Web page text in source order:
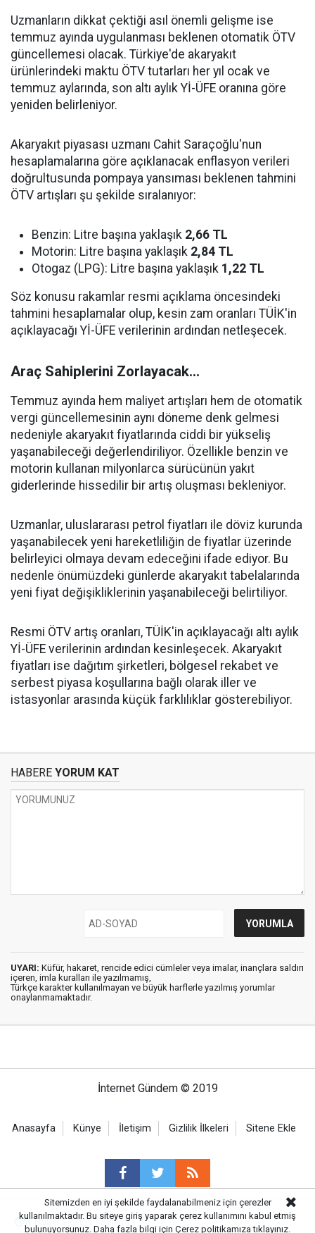
Uzmanların dikkat çektiği asıl önemli gelişme ise
temmuz ayında uygulanması beklenen otomatik ÖTV
güncellemesi olacak. Türkiye'de akaryakıt
ürünlerindeki maktu ÖTV tutarları her yıl ocak ve
temmuz aylarında, son altı aylık Yİ-ÜFE oranına göre
yeniden belirleniyor.
Akaryakıt piyasası uzmanı Cahit Saraçoğlu'nun
hesaplamalarına göre açıklanacak enflasyon verileri
doğrultusunda pompaya yansıması beklenen tahmini
ÖTV artışları şu şekilde sıralanıyor:
Benzin: Litre başına yaklaşık 2,66 TL
Motorin: Litre başına yaklaşık 2,84 TL
Otogaz (LPG): Litre başına yaklaşık 1,22 TL
Söz konusu rakamlar resmi açıklama öncesindeki
tahmini hesaplamalar olup, kesin zam oranları TÜİK'in
açıklayacağı Yİ-ÜFE verilerinin ardından netleşecek.
Araç Sahiplerini Zorlayacak...
Temmuz ayında hem maliyet artışları hem de otomatik
vergi güncellemesinin aynı döneme denk gelmesi
nedeniyle akaryakıt fiyatlarında ciddi bir yükseliş
yaşanabileceği değerlendiriliyor. Özellikle benzin ve
motorin kullanan milyonlarca sürücünün yakıt
giderlerinde hissedilir bir artış oluşması bekleniyor.
Uzmanlar, uluslararası petrol fiyatları ile döviz kurunda
yaşanabilecek yeni hareketliliğin de fiyatlar üzerinde
belirleyici olmaya devam edeceğini ifade ediyor. Bu
nedenle önümüzdeki günlerde akaryakıt tabelalarında
yeni fiyat değişikliklerinin yaşanabileceği belirtiliyor.
Resmi ÖTV artış oranları, TÜİK'in açıklayacağı altı aylık
Yİ-ÜFE verilerinin ardından kesinleşecek. Akaryakıt
fiyatları ise dağıtım şirketleri, bölgesel rekabet ve
serbest piyasa koşullarına bağlı olarak iller ve
istasyonlar arasında küçük farklılıklar gösterebiliyor.
HABERE YORUM KAT
UYARI: Küfür, hakaret, rencide edici cümleler veya imalar, inançlara saldırı
içeren, imla kuralları ile yazılmamış,
Türkçe karakter kullanılmayan ve büyük harflerle yazılmış yorumlar
onaylanmamaktadır.
İnternet Gündem © 2019
Anasayfa Künye İletişim Gizlilik İlkeleri Sitene Ekle
Haber Portalı Yazılımı
Sitemizden en iyi şekilde faydalanabilmeniz için çerezler
kullanılmaktadır. Bu siteye giriş yaparak çerez kullanımını kabul etmiş
bulunuyorsunuz. Daha fazla bilgi için Çerez politikamıza tıklayınız.